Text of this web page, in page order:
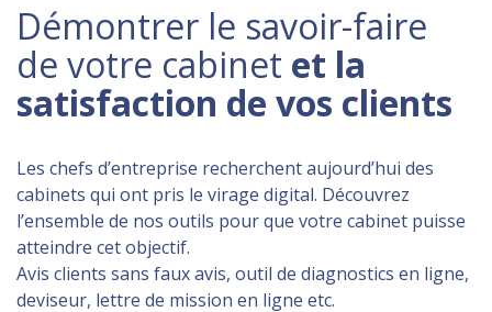
Démontrer le savoir-faire
de votre cabinet et la
satisfaction de vos clients
Les chefs d’entreprise recherchent aujourd’hui des
cabinets qui ont pris le virage digital. Découvrez
l’ensemble de nos outils pour que votre cabinet puisse
atteindre cet objectif.
Avis clients sans faux avis, outil de diagnostics en ligne,
deviseur, lettre de mission en ligne etc.